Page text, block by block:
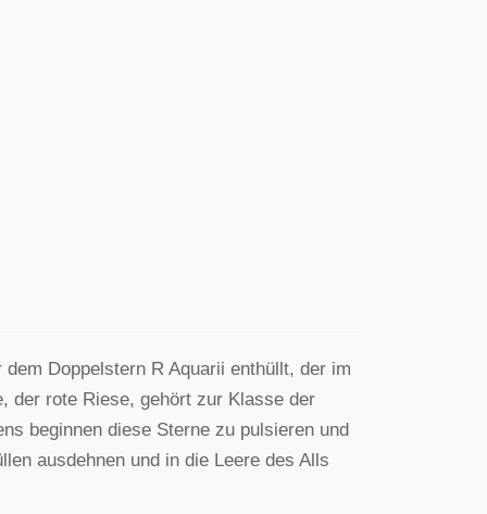
Doppelstern R Aquarii enthüllt, der im
der rote Riese, gehört zur Klasse der
beginnen diese Sterne zu pulsieren und
ausdehnen und in die Leere des Alls